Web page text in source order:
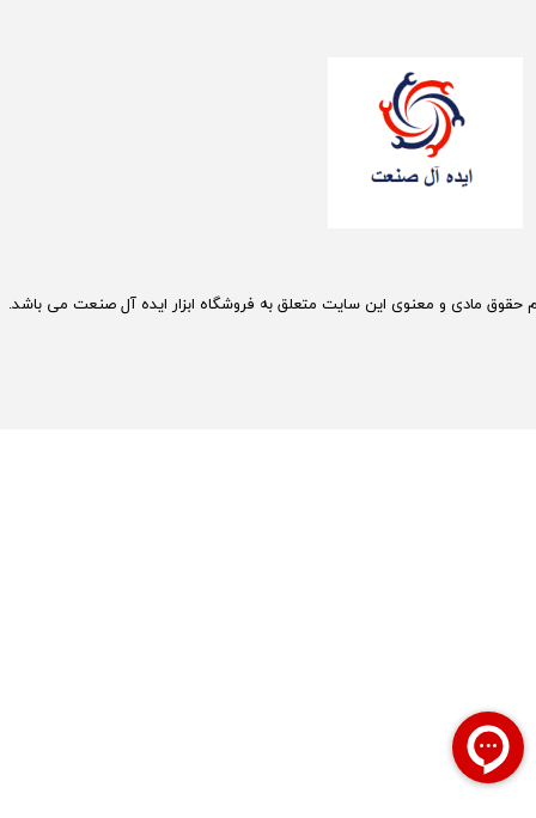
حقوق مادی و معنوی این سایت متعلق به فروشگاه ابزار ایده آل صنعت می باشد.